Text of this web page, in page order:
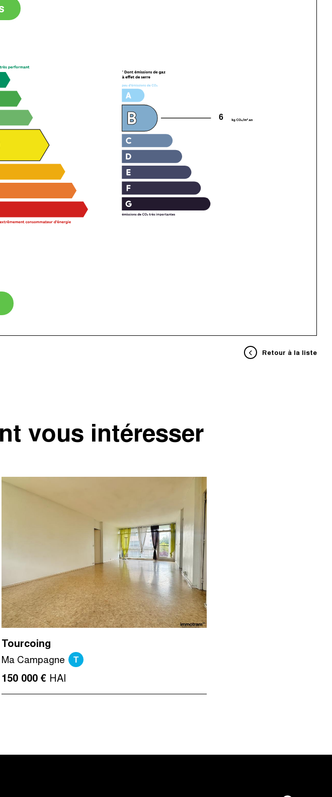
6
Retour à la liste
vous intéresser
Tourcoing
Ma Campagne T
150 000 € HAI